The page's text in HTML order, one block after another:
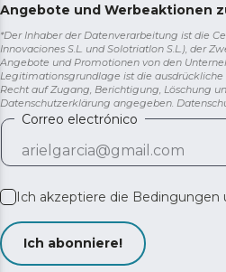
Angebote und Werbeaktionen
*Der Inhaber der Datenverarbeitung ist die
Innovaciones S.L. und Solotriatlon S.L.), der
Angebote und Promotionen von den
Legitimationsgrundlage ist die
Recht auf Zugang, Berichtigung, Löschung
Datenschutzerklärung angegeben.
Correo electrónico
Ich akzeptiere die Bedingungen
Ich abonniere!